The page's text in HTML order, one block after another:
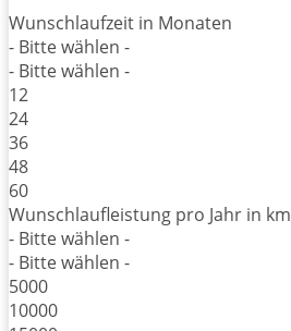
Wunschlaufzeit in Monaten
- Bitte wählen -
- Bitte wählen -
12
24
36
48
60
Wunschlaufleistung pro Jahr in km
- Bitte wählen -
- Bitte wählen -
5000
10000